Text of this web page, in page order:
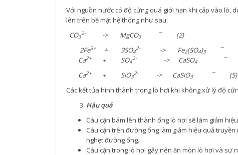
Với nguồn nước có độ cứng quá giới hạn khi cấp vào lò,
lên trên bề mặt hệ thống như sau:
CO3
2- ->MgCO3 ¯
(2)
2Fe3+ + 3SO4
2- ->Fe2(SO4)3 ¯
Ca2+ + SO4
2- ->CaSO4 ¯
Ca2+ + SiO3
2- ->CaSiO3 ¯
(5)
Các kết tủa hình thành trong lò hơi khi không xử lý độ
Hậu quả
Cáu cặn bám lên thành ống lò hơi sẽ làm giảm
Cáu cặn trên đường ống làm giảm hiệu quả
nghẹt đường ống.
Cáu cặn trong lò hơi gây nên ăn mòn lò hơi và sự